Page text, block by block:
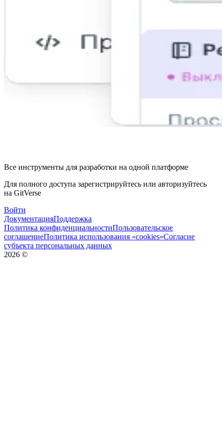
Все инструменты для разработки на одной платформе
Для полного доступа зарегистрируйтесь или авторизуйтесь
на GitVerse
Войти
ДокументацияПоддержка
Политика конфиденциальностиПользовательское
соглашениеПолитика использования «cookies»Согласие
субъекта персональных данных
2026 ©